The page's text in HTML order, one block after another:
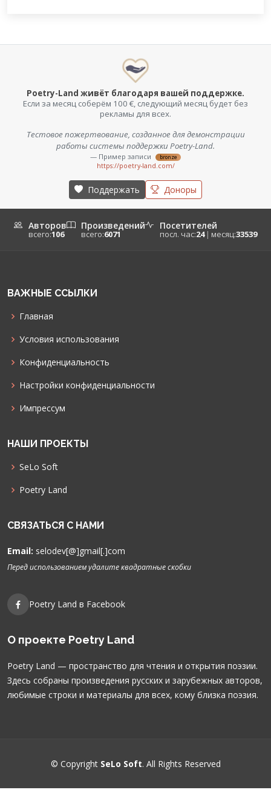
Poetry-Land живёт благодаря вашей поддержке.
Если за месяц соберём 100 €, следующий месяц будет без
рекламы для всех.
Тестовое пожертвование, созданное для демонстрации
работы системы поддержки Poetry-Land.
— Пример записи bronze
https://poetry-land.com/
Поддержать Доноры
Авторов
всего:106
Произведений
всего:6071
Посетителей
посл. час:24 | месяц:33539
ВАЖНЫЕ ССЫЛКИ
Главная
Условия использования
Конфиденциальность
Настройки конфиденциальности
Импрессум
НАШИ ПРОЕКТЫ
SeLo Soft
Poetry Land
СВЯЗАТЬСЯ С НАМИ
Email: selodev[@]gmail[.]com
Перед использованием удалите квадратные скобки
Poetry Land в Facebook
О проекте Poetry Land
Poetry Land — пространство для чтения и открытия поэзии.
Здесь собраны произведения русских и зарубежных авторов,
любимые строки и материалы для всех, кому близка поэзия.
© Copyright SeLo Soft. All Rights Reserved